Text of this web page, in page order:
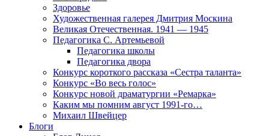
Здоровье
Художественная галерея Дмитрия Москина
Великая Отечественная. 1941 — 1945
Педагогика С. Артемьевой
Педагогика школы
Педагогика двора
Конкурс короткого рассказа «Сестра таланта»
Конкурс «Во весь голос»
Конкурс новой драматургии «Ремарка»
Каким мы помним август 1991-го…
Михаил Швейцер
Блоги